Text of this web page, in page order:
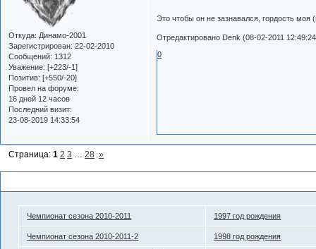
Откуда: Динамо-2001
Зарегистрирован: 22-02-2010
Сообщений: 1312
Уважение: [+223/-1]
Позитив: [+550/-20]
Провел на форуме:
16 дней 12 часов
Последний визит:
23-08-2019 14:33:54
Это чтобы он не зазнавался, гордость
Отредактировано Denk (08-02-2011
0
Страница:1 2 3 … 28 »
Чемпионат сезона 2010-2011 1997 год рождения
Чемпионат сезона 2010-2011-2 1998 год рождения